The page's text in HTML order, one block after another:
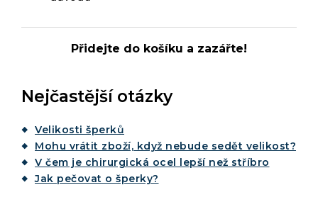
Přidejte do košíku a zazářte!
Nejčastější otázky
Velikosti šperků
Mohu vrátit zboží, když nebude sedět velikost?
V čem je chirurgická ocel lepší než stříbro
Jak pečovat o šperky?